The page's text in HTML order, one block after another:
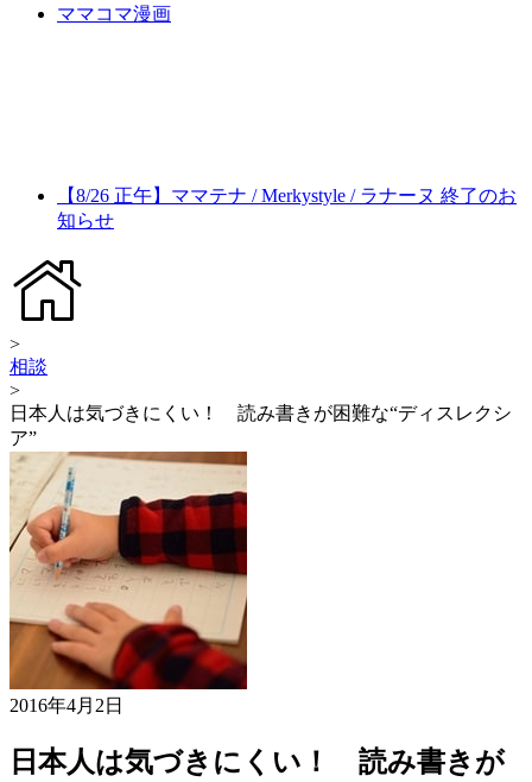
ママコマ漫画
【8/26 正午】ママテナ / Merkystyle / ラナーヌ 終了のお
知らせ
>
相談
>
日本人は気づきにくい！ 読み書きが困難な“ディスレクシ
ア”
2016年4月2日
日本人は気づきにくい！ 読み書きが